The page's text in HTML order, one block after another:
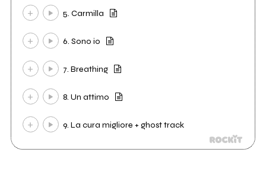
5. Carmilla
6. Sono io
7. Breathing
8. Un attimo
9. La cura migliore + ghost track